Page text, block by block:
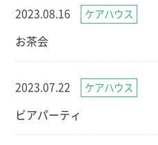
2023.08.16 ケアハウス
お茶会
2023.07.22 ケアハウス
ビアパーティ